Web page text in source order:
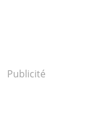
Publicité